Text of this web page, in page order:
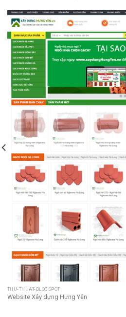
THU-THUAT-BLOGSPOT
Website Xây dựng Hưng Yên